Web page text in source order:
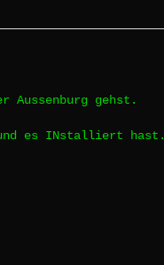
gehst.
es INstalliert hast.